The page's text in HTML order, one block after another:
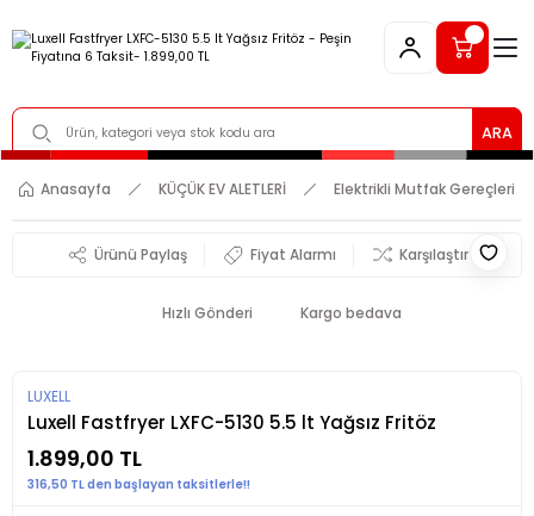
ARA
Anasayfa KÜÇÜK EV ALETLERİ Elektrikli Mutfak Gereçleri
Ürünü Paylaş Fiyat Alarmı Karşılaştır
Hızlı Gönderi Kargo bedava
LUXELL
Luxell Fastfryer LXFC-5130 5.5 lt Yağsız Fritöz
1.899,00 TL
316,50 TL den başlayan taksitlerle!!